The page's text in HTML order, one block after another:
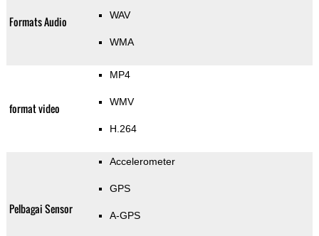
Formats Audio WAV
WMA
format video
MP4
WMV
H.264
Pelbagai Sensor
Accelerometer
GPS
A-GPS